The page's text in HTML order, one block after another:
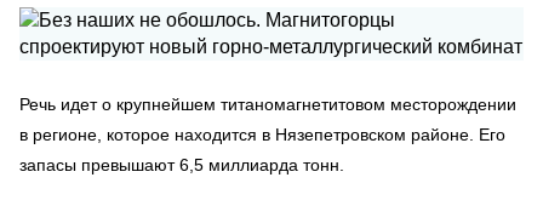
Речь идет о крупнейшем титаномагнетитовом месторождении
в регионе, которое находится в Нязепетровском районе. Его
запасы превышают 6,5 миллиарда тонн.